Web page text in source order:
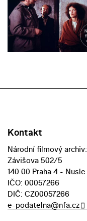
Kontakt
Národní filmový archiv:
Závišova 502/5
140 00 Praha 4 - Nusle
IČO: 00057266
DIČ: CZ00057266
e-podatelna@nfa.cz